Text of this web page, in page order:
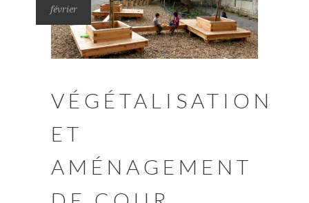
février
VÉGÉTALISATION
ET
AMÉNAGEMENT